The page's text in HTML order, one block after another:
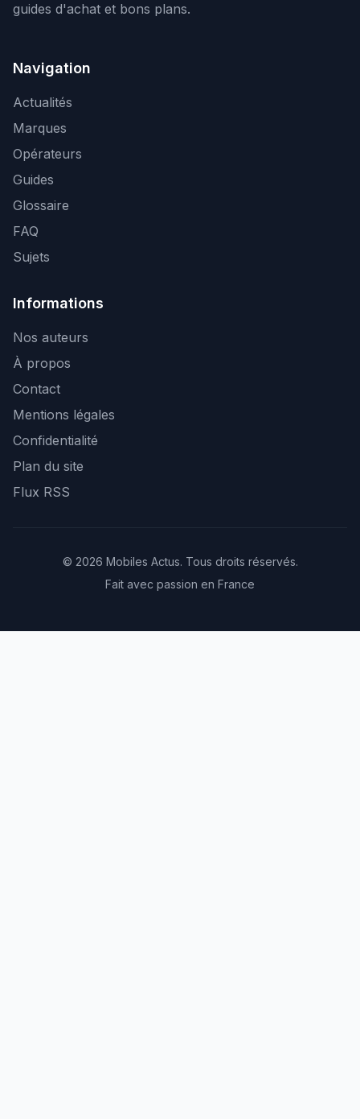
guides d'achat et bons plans.
Navigation
Actualités
Marques
Opérateurs
Guides
Glossaire
FAQ
Sujets
Informations
Nos auteurs
À propos
Contact
Mentions légales
Confidentialité
Plan du site
Flux RSS
© 2026 Mobiles Actus. Tous droits réservés.
Fait avec passion en France